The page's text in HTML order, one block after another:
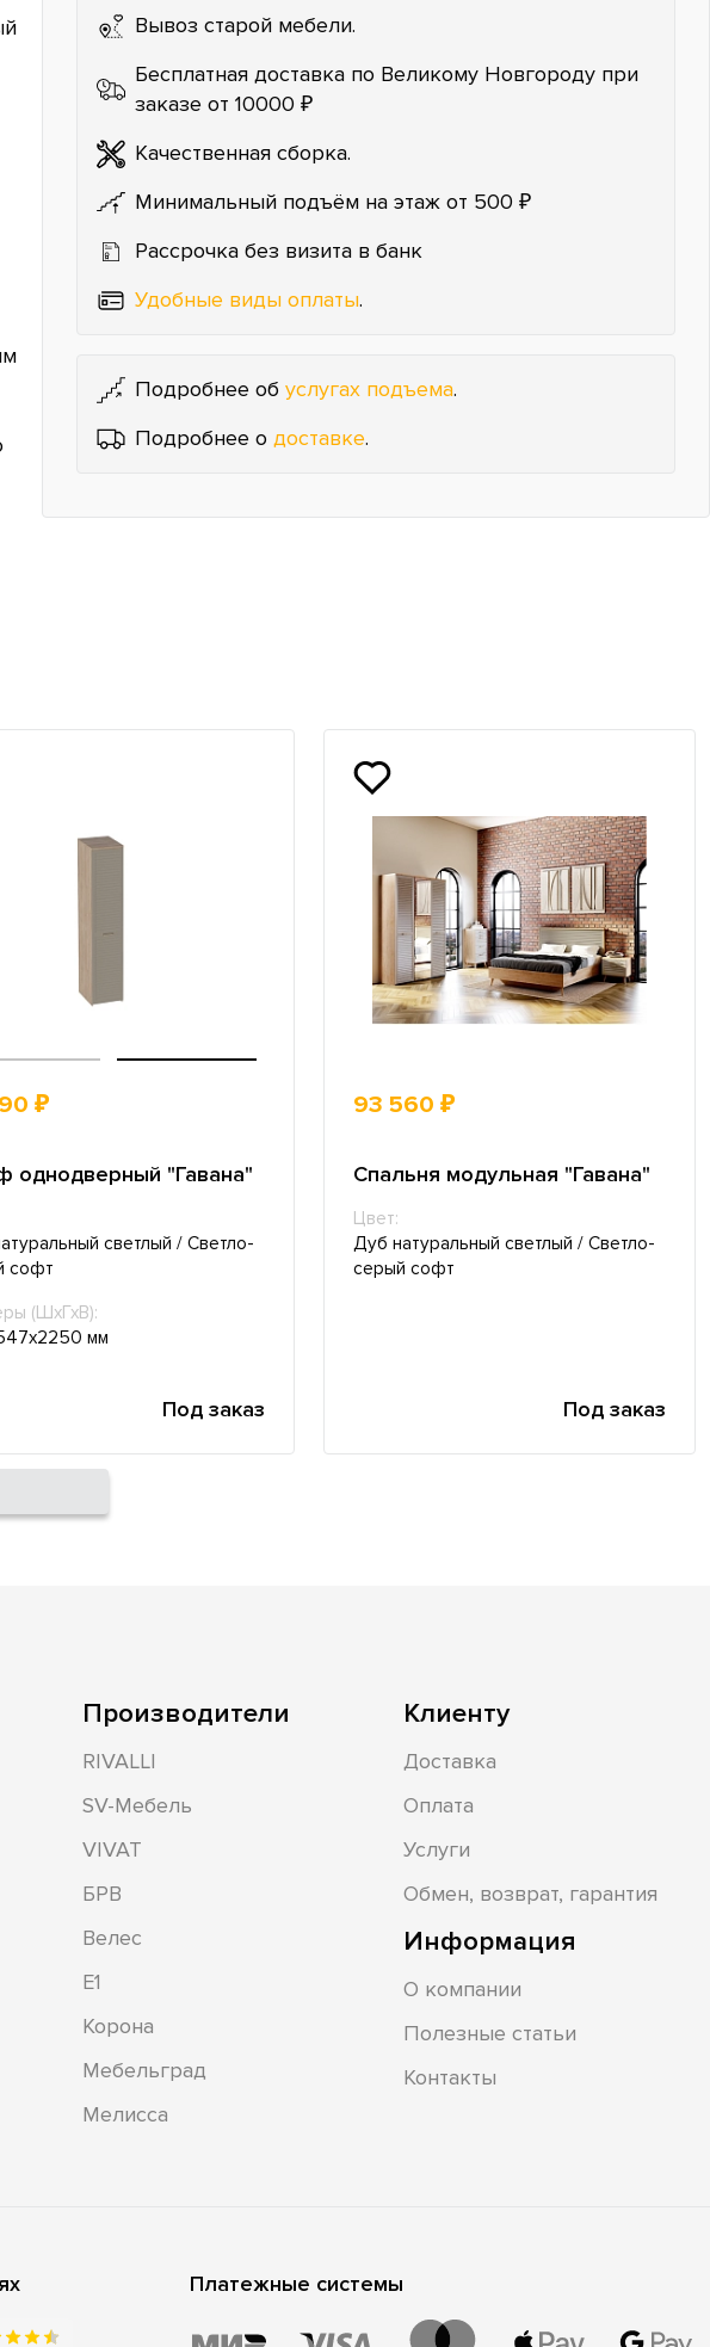
Вывоз старой мебели.
Бесплатная доставка по Великому Новгороду при
заказе от 10000 ₽
Качественная сборка.
Минимальный подъём на этаж от 500 ₽
Рассрочка без визита в банк
Удобные виды оплаты.
Подробнее об услугах подъема.
Подробнее о доставке.
₽
однодверный "Гавана"
светлый / Светло-
софт
(ШхГхВ):
мм
Под заказ
93 560 ₽
Спальня модульная "Гавана"
Цвет:
Дуб натуральный светлый / Светло-
серый софт
Под заказ
Производители
RIVALLI
SV-Мебель
VIVAT
БРВ
Велес
Е1
Корона
Мебельград
Мелисса
Клиенту
Доставка
Оплата
Услуги
Обмен, возврат, гарантия
Информация
О компании
Полезные статьи
Контакты
Платежные системы